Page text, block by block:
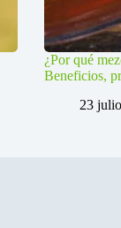
¿Por qué
Beneficios,
23